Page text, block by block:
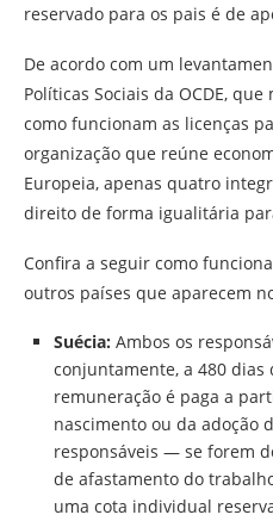
reservado para os pais é de
De acordo com um
Políticas Sociais da OCDE,
como funcionam as licenças
organização que reúne
Europeia, apenas quatro
direito de forma igualitária
Confira a seguir como
outros países que aparecem
Suécia: Ambos os
conjuntamente, a 480 dias
remuneração é paga a
nascimento ou da adoção
responsáveis — se forem
de afastamento do
uma cota individual